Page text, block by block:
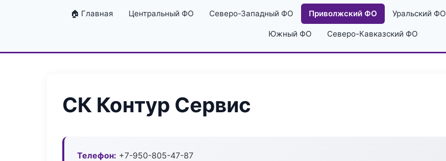
🏠 Главная Центральный ФО Северо-Западный ФО Приволжский ФО Уральский ФО
Южный ФО Северо-Кавказский ФО
СК Контур Сервис
Телефон: +7-950-805-47-87